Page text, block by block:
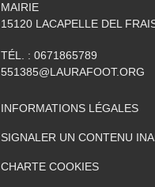
MAIRIE
15120 LACAPELLE DEL
TÉL. : 0671865789
551385@LAURAFOOT.ORG
INFORMATIONS LÉGALES
SIGNALER UN CONTENU
CHARTE COOKIES